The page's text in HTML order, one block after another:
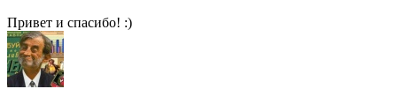
Привет и спасибо! :)